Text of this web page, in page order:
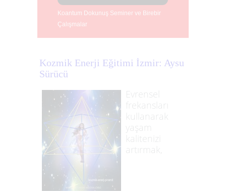
Koantum Dokunuş Seminer ve Birebir
Çalışmalar
Kozmik Enerji Eğitimi İzmir: Aysu
Sürücü
Evrensel
frekansları
kullanarak
yaşam
kalitenizi
artırmak,